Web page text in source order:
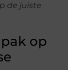
de juiste
op